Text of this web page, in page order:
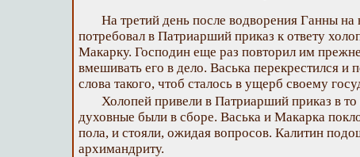
На третий день после водворения Ганны на
потребовал в Патриарший приказ к ответу
Макарку. Господин еще раз повторил им
вмешивать его в дело. Васька перекрестился и
слова такого, чтоб сталось в ущерб своему
Холопей привели в Патриарший приказ в
духовные были в сборе. Васька и Макарка
пола, и стояли, ожидая вопросов. Калитин
архимандриту.